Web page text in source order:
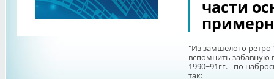
части
"Из замшелого
вспомнить
1990~91гг. - по
так: